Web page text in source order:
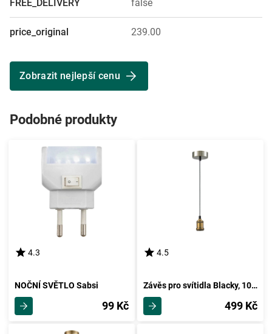
FREE_DELIVERY false
price_original 239.00
Zobrazit nejlepší cenu
Podobné produkty
4.3
NOČNÍ SVĚTLO Sabsi
99 Kč
4.5
Závěs pro svítidla Blacky, 100cm
499 Kč